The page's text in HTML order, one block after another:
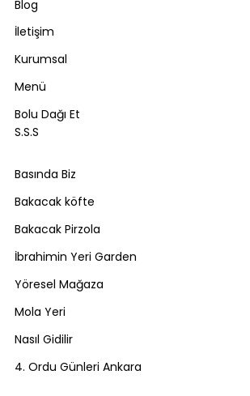
Blog
İletişim
Kurumsal
Menü
Bolu Dağı Et
S.S.S
Basında Biz
Bakacak köfte
Bakacak Pirzola
İbrahimin Yeri Garden
Yöresel Mağaza
Mola Yeri
Nasıl Gidilir
4. Ordu Günleri Ankara